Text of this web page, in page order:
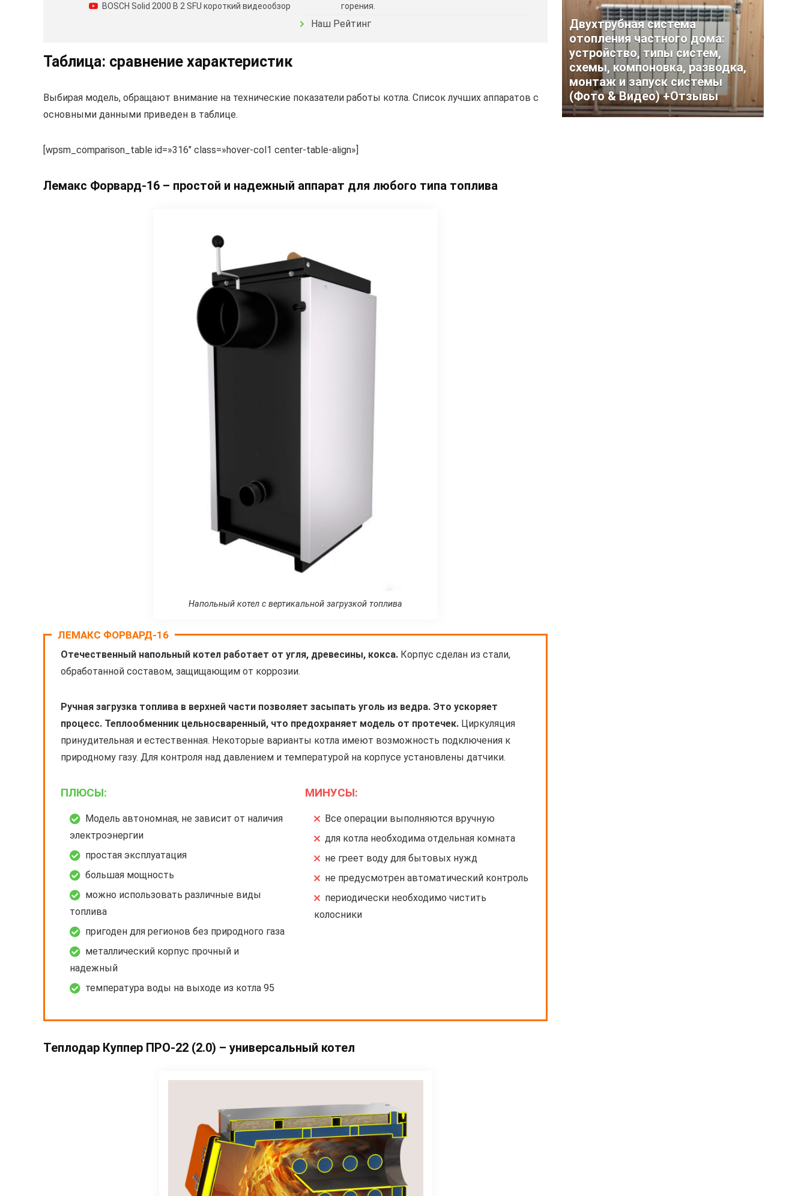
BOSCH Solid 2000 B 2 SFU короткий видеообзор
горения.
Наш Рейтинг
Таблица: сравнение характеристик
Выбирая модель, обращают внимание на технические показатели работы котла. Список лучших аппаратов с
основными данными приведен в таблице.
[wpsm_comparison_table id=»316″ class=»hover-col1 center-table-align»]
Лемакс Форвард-16 – простой и надежный аппарат для любого типа топлива
Напольный котел с вертикальной загрузкой топлива
ЛЕМАКС ФОРВАРД-16
Отечественный напольный котел работает от угля, древесины, кокса. Корпус сделан из стали,
обработанной составом, защищающим от коррозии.
Ручная загрузка топлива в верхней части позволяет засыпать уголь из ведра. Это ускоряет
процесс. Теплообменник цельносваренный, что предохраняет модель от протечек. Циркуляция
принудительная и естественная. Некоторые варианты котла имеют возможность подключения к
природному газу. Для контроля над давлением и температурой на корпусе установлены датчики.
ПЛЮСЫ:
Модель автономная, не зависит от наличия
электроэнергии
простая эксплуатация
большая мощность
можно использовать различные виды
топлива
пригоден для регионов без природного газа
металлический корпус прочный и
надежный
температура воды на выходе из котла 95
МИНУСЫ:
Все операции выполняются вручную
для котла необходима отдельная комната
не греет воду для бытовых нужд
не предусмотрен автоматический контроль
периодически необходимо чистить
колосники
Теплодар Куппер ПРО-22 (2.0) – универсальный котел
Двухтрубная система
отопления частного дома:
устройство, типы систем,
схемы, компоновка, разводка,
монтаж и запуск системы
(Фото & Видео) +Отзывы